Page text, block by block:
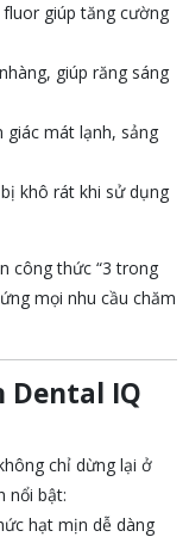
fluor giúp tăng cường
giúp răng sáng
giác mát lạnh, sảng
khô rát khi sử dụng
công thức “3 trong
mọi nhu cầu chăm
Dental IQ
chỉ dừng lại ở
nổi bật:
hạt mịn dễ dàng